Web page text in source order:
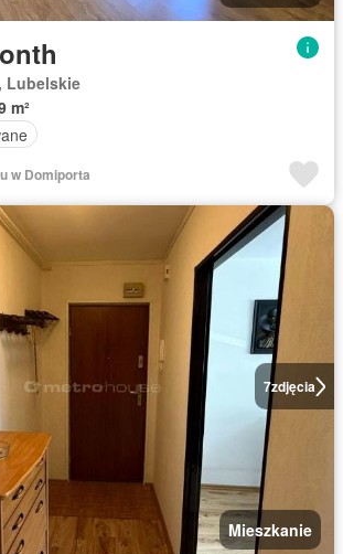
Lubelskie
m²
w Domiporta
7zdjęcia
Mieszkanie